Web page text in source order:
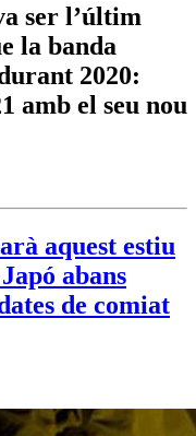
ser l’últim
la banda
2020:
amb el seu nou
aquest estiu
abans
de comiat